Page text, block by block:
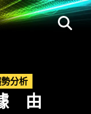
分析
由